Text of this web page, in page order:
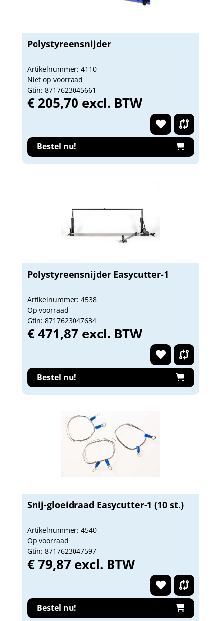
Polystyreensnijder
Artikelnummer: 4110
Niet op voorraad
Gtin: 8717623045661
€ 205,70 excl. BTW
Bestel nu!
Polystyreensnijder Easycutter-1
Artikelnummer: 4538
Op voorraad
Gtin: 8717623047634
€ 471,87 excl. BTW
Bestel nu!
Snij-gloeidraad Easycutter-1 (10 st.)
Artikelnummer: 4540
Op voorraad
Gtin: 8717623047597
€ 79,87 excl. BTW
Bestel nu!